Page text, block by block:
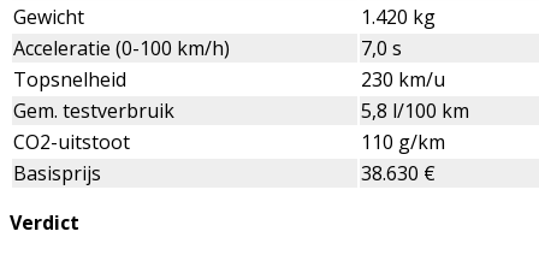
Gewicht
1.420 kg
Acceleratie (0-100 km/h)
7,0 s
Topsnelheid
230 km/u
Gem. testverbruik
5,8 l/100 km
CO2-uitstoot
110 g/km
Basisprijs
38.630 €
Verdict